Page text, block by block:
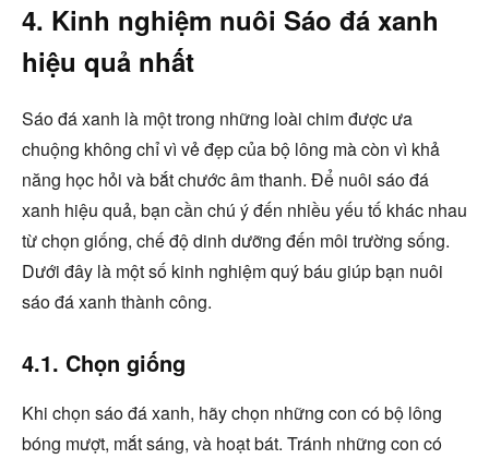
4. Kinh nghiệm nuôi Sáo đá xanh
hiệu quả nhất
Sáo đá xanh là một trong những loài chim được ưa
chuộng không chỉ vì vẻ đẹp của bộ lông mà còn vì khả
năng học hỏi và bắt chước âm thanh. Để nuôi sáo đá
xanh hiệu quả, bạn cần chú ý đến nhiều yếu tố khác nhau
từ chọn giống, chế độ dinh dưỡng đến môi trường sống.
Dưới đây là một số kinh nghiệm quý báu giúp bạn nuôi
sáo đá xanh thành công.
4.1. Chọn giống
Khi chọn sáo đá xanh, hãy chọn những con có bộ lông
bóng mượt, mắt sáng, và hoạt bát. Tránh những con có